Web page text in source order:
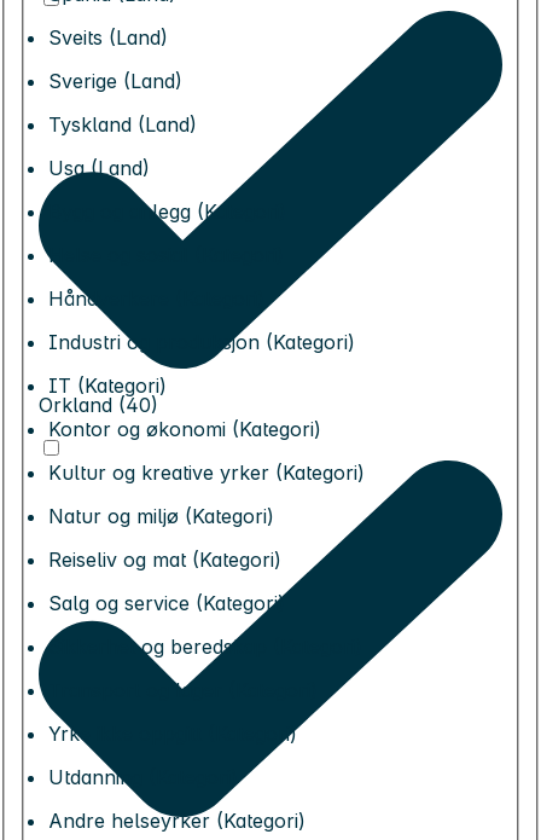
Sveits (Land)
Sverige (Land)
Tyskland (Land)
Usa (Land)
Bygg og anlegg (Kategori)
Helse og sosial (Kategori)
Håndverkere (Kategori)
Industri og produksjon (Kategori)
IT (Kategori)
Kontor og økonomi (Kategori)
Kultur og kreative yrker (Kategori)
Natur og miljø (Kategori)
Reiseliv og mat (Kategori)
Salg og service (Kategori)
Sikkerhet og beredskap (Kategori)
Transport og lager (Kategori)
Yrke ikke oppgitt (Kategori)
Utdanning (Kategori)
Andre helseyrker (Kategori)
Orkland (40)